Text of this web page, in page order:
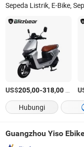
US$205,00-318,00
Hubungi
Guangzhou Yiso